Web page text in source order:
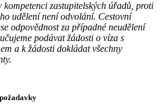
kompetenci zastupitelských úřadů, proti
udělení není odvolání. Cestovní
odpovědnost za případné neudělení
podávat žádosti o víza s
a k žádosti dokládat všechny